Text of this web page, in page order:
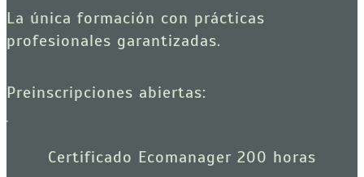
La única formación con prácticas
profesionales garantizadas.
Preinscripciones abiertas:
Certificado Ecomanager 200 horas